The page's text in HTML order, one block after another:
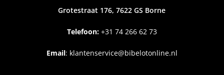
Grotestraat 176, 7622 GS Borne
Telefoon:+31 74 266 62 73
Email: klantenservice@bibelotonline.nl